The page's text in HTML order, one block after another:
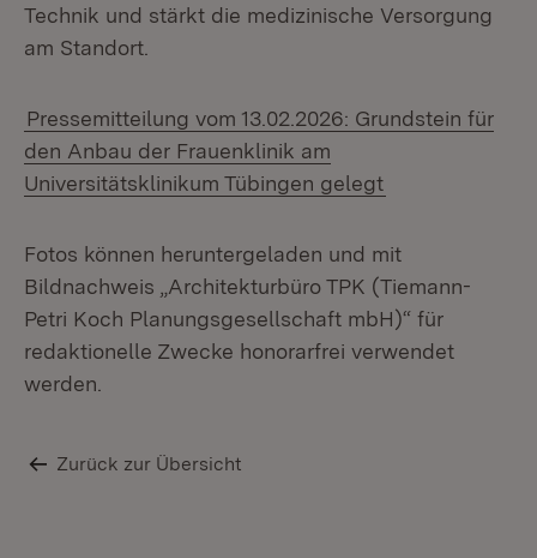
Technik und stärkt die medizinische Versorgung
am Standort.
Pressemitteilung vom 13.02.2026: Grundstein für
den Anbau der Frauenklinik am
Universitätsklinikum Tübingen gelegt
Fotos können heruntergeladen und mit
Bildnachweis „Architekturbüro TPK (Tiemann-
Petri Koch Planungsgesellschaft mbH)“ für
redaktionelle Zwecke honorarfrei verwendet
werden.
Zurück zur Übersicht